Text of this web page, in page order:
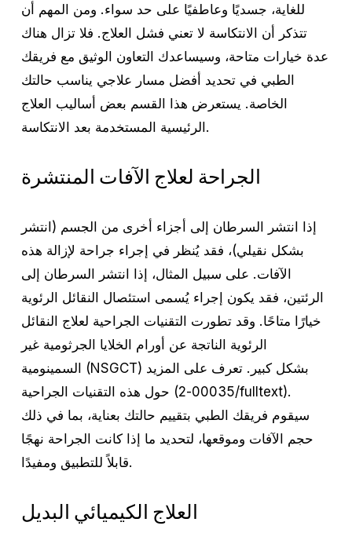
للغاية، جسديًا وعاطفيًا على حد سواء. ومن المهم أن
تتذكر أن الانتكاسة لا تعني فشل العلاج. فلا تزال هناك
عدة خيارات متاحة، وسيساعدك التعاون الوثيق مع فريقك
الطبي في تحديد أفضل مسار علاجي يناسب حالتك
الخاصة. يستعرض هذا القسم بعض أساليب العلاج
الرئيسية المستخدمة بعد الانتكاسة.
الجراحة لعلاج الآفات المنتشرة
إذا انتشر السرطان إلى أجزاء أخرى من الجسم (انتشر
بشكل نقيلي)، فقد يُنظر في إجراء جراحة لإزالة هذه
الآفات. على سبيل المثال، إذا انتشر السرطان إلى
الرئتين، فقد يكون إجراء يُسمى استئصال النقائل الرئوية
خيارًا متاحًا. وقد تطورت التقنيات الجراحية لعلاج النقائل
الرئوية الناتجة عن أورام الخلايا الجرثومية غير
السمينومية (NSGCT) بشكل كبير. تعرف على المزيد
حول هذه التقنيات الجراحية (00035-2/fulltext).
سيقوم فريقك الطبي بتقييم حالتك بعناية، بما في ذلك
حجم الآفات وموقعها، لتحديد ما إذا كانت الجراحة نهجًا
قابلاً للتطبيق ومفيدًا.
العلاج الكيميائي البديل